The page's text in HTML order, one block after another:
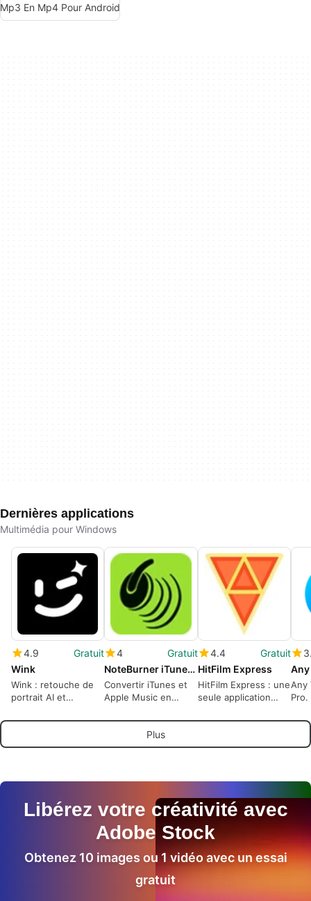
Mp3 En Mp4 Pour Android
Dernières applications
Multimédia pour Windows
4.9
Gratuit
Wink
Wink : retouche de
portrait AI et
les créateurs
4
Gratuit
NoteBurner iTunes DRM Audio Converter
Convertir iTunes et
Apple Music en
Windows
4.4
Gratuit
HitFilm Express
HitFilm Express : une
seule application
les effets visuels
Any
Pro.
Plus
Libérez votre créativité avec
Adobe Stock
Obtenez 10 images ou 1 vidéo avec un essai
gratuit